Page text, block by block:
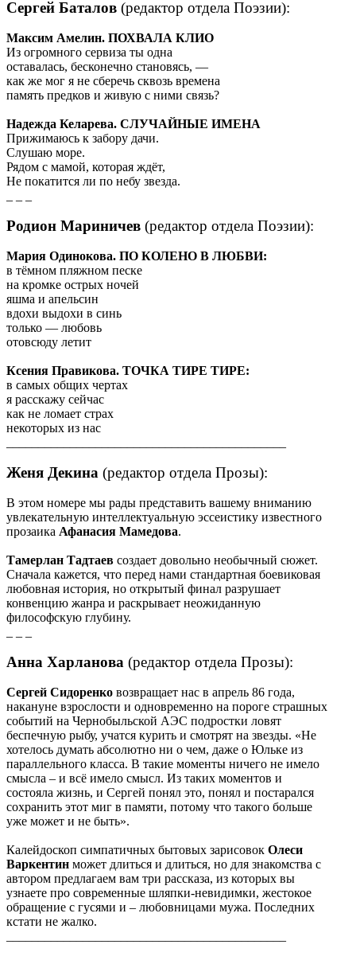
Сергей Баталов (редактор отдела Поэзии):
Максим Амелин. ПОХВАЛА КЛИО
Из огромного сервиза ты одна
оставалась, бесконечно становясь, —
как же мог я не сберечь сквозь времена
память предков и живую с ними связь?
Надежда Келарева. СЛУЧАЙНЫЕ ИМЕНА
Прижимаюсь к забору дачи.
Слушаю море.
Рядом с мамой, которая ждёт,
Не покатится ли по небу звезда.
Родион Мариничев (редактор отдела Поэзии):
Мария Одинокова. ПО КОЛЕНО В ЛЮБВИ:
в тёмном пляжном песке
на кромке острых ночей
яшма и апельсин
вдохи выдохи в синь
только — любовь
отовсюду летит
Ксения Правикова. ТОЧКА ТИРЕ ТИРЕ:
в самых общих чертах
я расскажу сейчас
как не ломает страх
некоторых из нас
Женя Декина (редактор отдела Прозы):
В этом номере мы рады представить вашему вниманию
увлекательную интеллектуальную эссеистику известного
прозаика Афанасия Мамедова.
Тамерлан Тадтаев создает довольно необычный сюжет.
Сначала кажется, что перед нами стандартная боевиковая
любовная история, но открытый финал разрушает
конвенцию жанра и раскрывает неожиданную
философскую глубину.
Анна Харланова (редактор отдела Прозы):
Сергей Сидоренко возвращает нас в апрель 86 года,
накануне взрослости и одновременно на пороге страшных
событий на Чернобыльской АЭС подростки ловят
беспечную рыбу, учатся курить и смотрят на звезды. «Не
хотелось думать абсолютно ни о чем, даже о Юльке из
параллельного класса. В такие моменты ничего не имело
смысла – и всё имело смысл. Из таких моментов и
состояла жизнь, и Сергей понял это, понял и постарался
сохранить этот миг в памяти, потому что такого больше
уже может и не быть».
Калейдоскоп симпатичных бытовых зарисовок Олеси
Варкентин может длиться и длиться, но для знакомства с
автором предлагаем вам три рассказа, из которых вы
узнаете про современные шляпки-невидимки, жестокое
обращение с гусями и – любовницами мужа. Последних
кстати не жалко.